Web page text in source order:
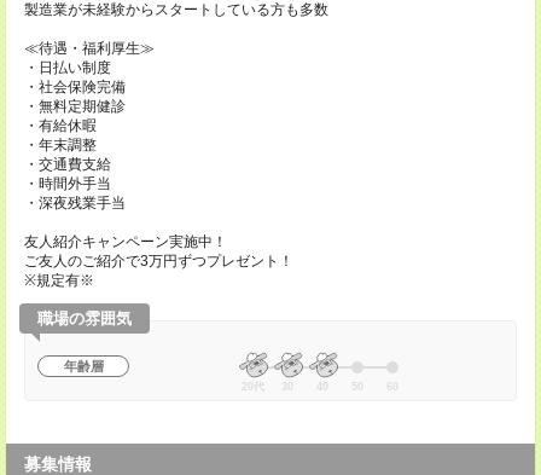
製造業が未経験からスタートしている方も多数
≪待遇・福利厚生≫
・日払い制度
・社会保険完備
・無料定期健診
・有給休暇
・年末調整
・交通費支給
・時間外手当
・深夜残業手当
友人紹介キャンペーン実施中！
ご友人のご紹介で3万円ずつプレゼント！
※規定有※
職場の雰囲気
年齢層
20代 30 40 50 60
募集情報